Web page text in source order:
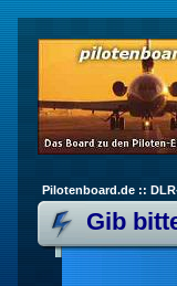
Pilotenboard.de ::
Gib